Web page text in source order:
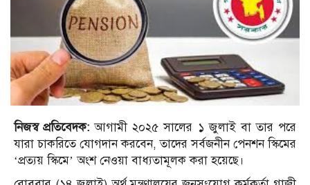
নিজস্ব প্রতিবেদক:আগামী ২০২৫ সালের ১ জুলাই বা তার পরে
যারা চাকরিতে যোগদান করবেন, তাদের সর্বজনীন পেনশন স্কিমের
‘প্রত্যয় স্কিমে’ অংশ নেওয়া বাধ্যতামূলক করা হয়েছে।